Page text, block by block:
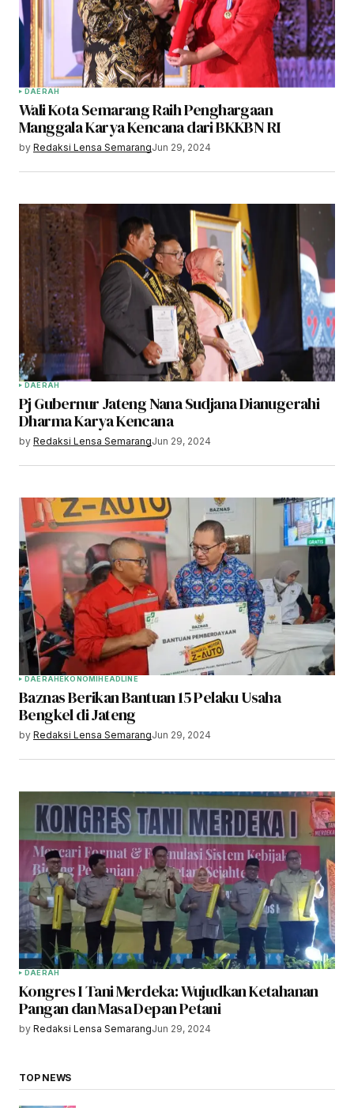
DAERAH
Wali Kota Semarang Raih Penghargaan
Manggala Karya Kencana dari BKKBN RI
by Redaksi Lensa SemarangJun 29, 2024
DAERAH
Pj Gubernur Jateng Nana Sudjana Dianugerahi
Dharma Karya Kencana
by Redaksi Lensa SemarangJun 29, 2024
DAERAHEKONOMIHEADLINE
Baznas Berikan Bantuan 15 Pelaku Usaha
Bengkel di Jateng
by Redaksi Lensa SemarangJun 29, 2024
DAERAH
Kongres I Tani Merdeka: Wujudkan Ketahanan
Pangan dan Masa Depan Petani
by Redaksi Lensa SemarangJun 29, 2024
TOP NEWS